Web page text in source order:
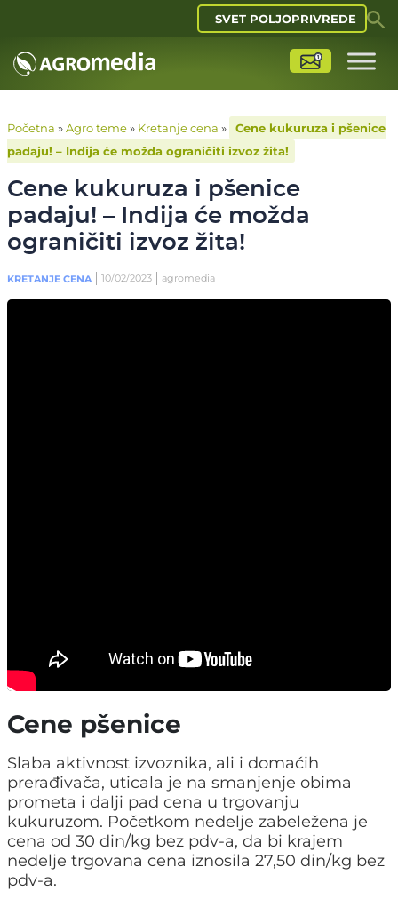
SVET POLJOPRIVREDE
Početna »Agro teme» Kretanje cena »
Cene kukuruza i pšenice
padaju! – Indija će možda ograničiti izvoz žita!
Cene kukuruza i pšenice
padaju! – Indija će možda
ograničiti izvoz žita!
KRETANJE CENA 10/02/2023 agromedia
što je u odnosu na prethodnu nedelju rast od
117,52%.
Cene pšenice
Slaba aktivnost izvoznika, ali i domaćih
prerađivača, uticala je na smanjenje obima
prometa i dalji pad cena u trgovanju
kukuruzom. Početkom nedelje zabeležena je
cena od 30 din/kg bez pdv-a, da bi krajem
nedelje trgovana cena iznosila 27,50 din/kg bez
pdv-a.